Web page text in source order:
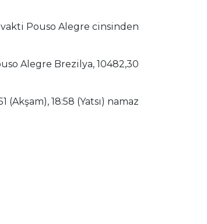
vakti Pouso Alegre cinsinden
Alegre Brezilya, 10482,30
(Akşam), 18:58 (Yatsı) namaz